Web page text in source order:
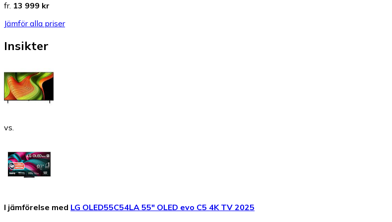
fr. 13 999 kr
Jämför alla priser
Insikter
vs.
I jämförelse med LG OLED55C54LA 55" OLED evo C5 4K TV 2025